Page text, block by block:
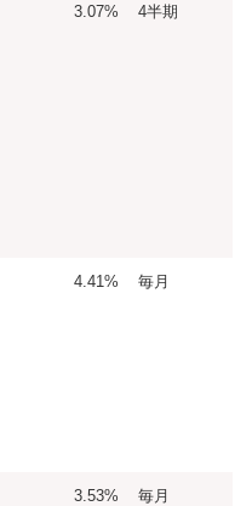
3.07% 4半期
4.41% 毎月
3.53% 毎月